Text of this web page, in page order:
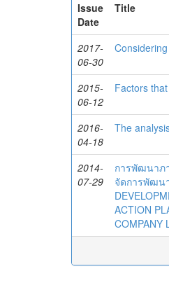
Issue
Date
Title
2017-
06-30
2015-
06-12
Factors
2016-
04-18
The
2014-
07-29
การพัฒนาภ
จัดการพัฒน
ACTION
COMPANY